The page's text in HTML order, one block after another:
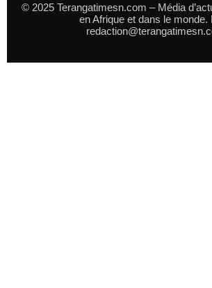
© 2025 Terangatimesn.com – Média
en Afrique et dans le monde.